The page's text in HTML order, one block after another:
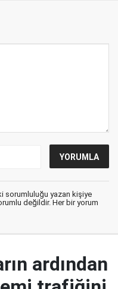
sorumluluğu yazan kişiye
değildir. Her bir yorum
ardından